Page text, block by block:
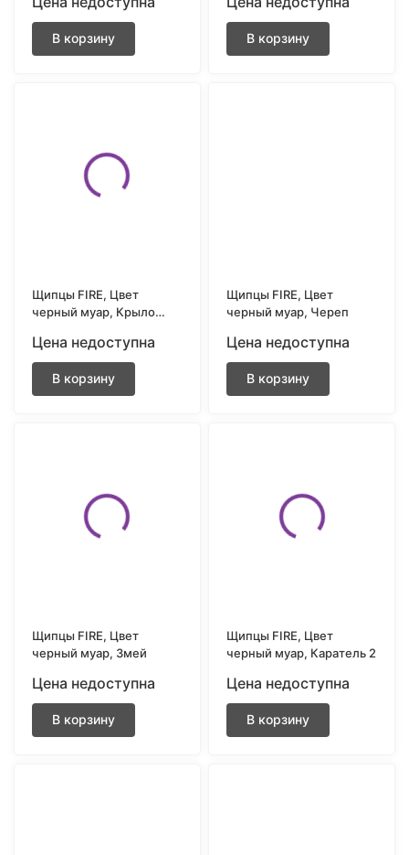
В корзину В корзину
Щипцы FIRE, Цвет
черный муар, Крыло
Цена недоступна
В корзину
Щипцы FIRE, Цвет
черный муар, Череп
Цена недоступна
В корзину
Щипцы FIRE, Цвет
черный муар, Змей
Цена недоступна
В корзину
Щипцы FIRE, Цвет
черный муар, Каратель 2
Цена недоступна
В корзину